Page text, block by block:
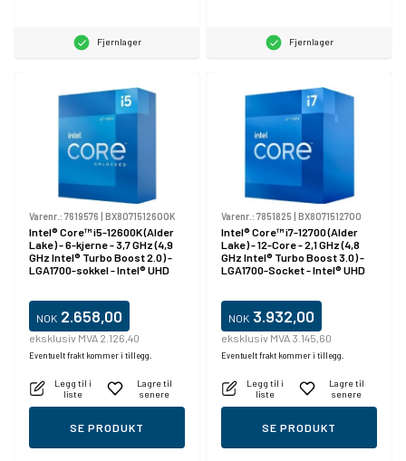
Fjernlager Fjernlager
Varenr.: 7619576 BX8071512600K
Intel® Core™ i5-12600K (Alder
Lake) - 6-kjerne - 3,7 GHz (4,9
GHz Intel® Turbo Boost 2.0) -
LGA1700-sokkel - Intel® UHD
NOK 2.658,00
eksklusiv MVA 2.126,40
Eventuelt frakt kommer i tillegg.
Legg til i
liste
Lagre til
senere
SE PRODUKT
Varenr.: 7851825 BX8071512700
Intel® Core™ i7-12700 (Alder
Lake) - 12-Core - 2,1 GHz (4,8
GHz Intel® Turbo Boost 3.0) -
LGA1700-Socket - Intel® UHD
NOK 3.932,00
eksklusiv MVA 3.145,60
Eventuelt frakt kommer i tillegg.
Legg til i
liste
Lagre til
senere
SE PRODUKT